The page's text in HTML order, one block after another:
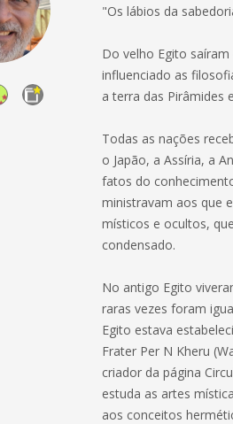
"Os lábios da
Do velho Egito
influenciado as
a terra das Pirâmides
Todas as nações
o Japão, a Assíria, a
fatos do
ministravam aos que
místicos e ocultos,
condensado.
No antigo Egito
raras vezes foram
Egito estava
Frater Per N Kheru
criador da página
estuda as artes
aos conceitos